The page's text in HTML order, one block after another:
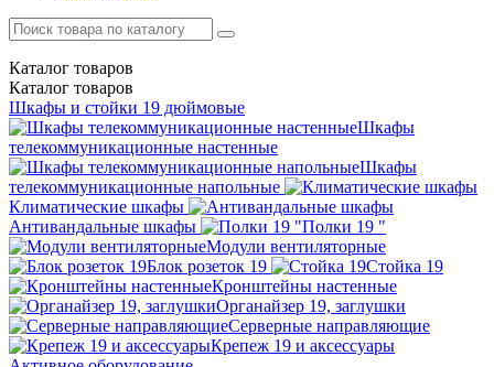
Каталог товаров
Каталог товаров
Шкафы и стойки 19 дюймовые
Шкафы
телекоммуникационные настенные
Шкафы
телекоммуникационные напольные
Климатические шкафы
Антивандальные шкафы
Полки 19 "
Модули вентиляторные
Блок розеток 19
Стойка 19
Кронштейны настенные
Органайзер 19, заглушки
Серверные направляющие
Крепеж 19 и аксессуары